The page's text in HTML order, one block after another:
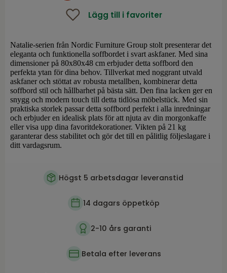
Lägg till i favoriter
Natalie-serien från Nordic Furniture Group stolt presenterar det
eleganta och funktionella soffbordet i svart askfaner. Med sina
dimensioner på 80x80x48 cm erbjuder detta soffbord den
perfekta ytan för dina behov. Tillverkat med noggrant utvald
askfaner och stöttat av robusta metallben, kombinerar detta
soffbord stil och hållbarhet på bästa sätt. Den fina lacken ger en
snygg och modern touch till detta tidlösa möbelstück. Med sin
praktiska storlek passar detta soffbord perfekt i alla inredningar
och erbjuder en idealisk plats för att njuta av din morgonkaffe
eller visa upp dina favoritdekorationer. Vikten på 21 kg
garanterar dess stabilitet och gör det till en pålitlig följeslagare i
ditt vardagsrum.
Högst 5 arbetsdagar leveranstid
14 dagars öppetköp
2-10 års garanti
Betala efter leverans